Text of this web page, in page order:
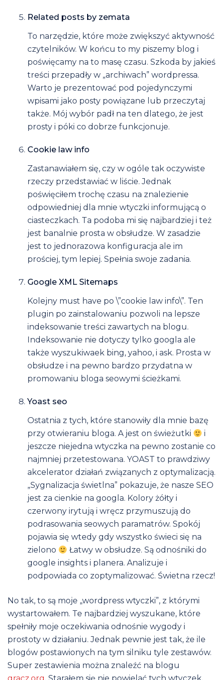
Related posts by zemata
To narzędzie, które może zwiększyć aktywność
czytelników. W końcu to my piszemy blog i
poświęcamy na to masę czasu. Szkoda by jakieś
treści przepadły w „archiwach” wordpressa.
Warto je prezentować pod pojedynczymi
wpisami jako posty powiązane lub przeczytaj
także. Mój wybór padł na ten dlatego, że jest
prosty i póki co dobrze funkcjonuje.
Cookie law info
Zastanawiałem się, czy w ogóle tak oczywiste
rzeczy przedstawiać w liście. Jednak
poświęciłem trochę czasu na znalezienie
odpowiedniej dla mnie wtyczki informującą o
ciasteczkach. Ta podoba mi się najbardziej i też
jest banalnie prosta w obsłudze. W zasadzie
jest to jednorazowa konfiguracja ale im
prościej, tym lepiej. Spełnia swoje zadania.
Google XML Sitemaps
Kolejny must have po \”cookie law info\”. Ten
plugin po zainstalowaniu pozwoli na lepsze
indeksowanie treści zawartych na blogu.
Indeksowanie nie dotyczy tylko googla ale
także wyszukiwaek bing, yahoo, i ask. Prosta w
obsłudze i na pewno bardzo przydatna w
promowaniu bloga seowymi ścieżkami.
Yoast seo
Ostatnia z tych, które stanowiły dla mnie bazę
przy otwieraniu bloga. A jest on świeżutki
i
jeszcze niejedna wtyczka na pewno zostanie co
najmniej przetestowana. YOAST to prawdziwy
akcelerator działań związanych z optymalizacją.
„Sygnalizacja świetlna” pokazuje, że nasze SEO
jest za cienkie na googla. Kolory żółty i
czerwony irytują i wręcz przymuszują do
podrasowania seowych paramatrów. Spokój
pojawia się wtedy gdy wszystko świeci się na
zielono
Łatwy w obsłudze. Są odnośniki do
google insights i planera. Analizuje i
podpowiada co zoptymalizować. Świetna rzecz!
No tak, to są moje „wordpress wtyczki”, z którymi
wystartowałem. Te najbardziej wyszukane, które
spełniły moje oczekiwania odnośnie wygody i
prostoty w działaniu. Jednak pewnie jest tak, że ile
blogów postawionych na tym silniku tyle zestawów.
Super zestawienia można znaleźć na blogu